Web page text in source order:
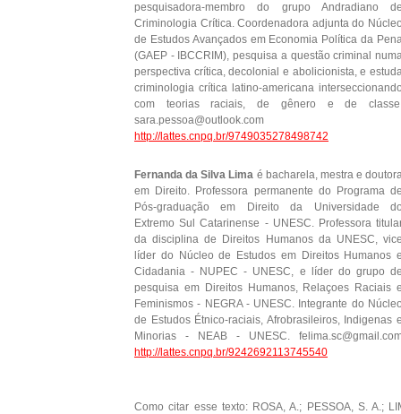
pesquisadora-membro do grupo Andradiano
Criminologia Crítica. Coordenadora adjunta do
de Estudos Avançados em Economia Política da
(GAEP - IBCCRIM), pesquisa a questão criminal
perspectiva crítica, decolonial e abolicionista, e
criminologia crítica latino-americana
com teorias raciais, de gênero e de
sara.pessoa@outlook.com
http://lattes.cnpq.br/9749035278498742
Fernanda da Silva Lima é bacharela, mestra e
em Direito. Professora permanente do Programa
Pós-graduação em Direito da Universidade
Extremo Sul Catarinense - UNESC. Professora
da disciplina de Direitos Humanos da UNESC,
líder do Núcleo de Estudos em Direitos Humanos
Cidadania - NUPEC - UNESC, e líder do grupo
pesquisa em Direitos Humanos, Relaçoes Raciais
Feminismos - NEGRA - UNESC. Integrante do
de Estudos Étnico-raciais, Afrobrasileiros, Indigenas
Minorias - NEAB - UNESC.
http://lattes.cnpq.br/9242692113745540
Como citar esse texto: ROSA, A.; PESSOA, S. A.;